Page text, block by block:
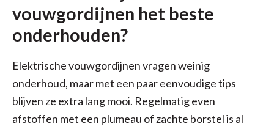
vouwgordijnen het beste
onderhouden?
Elektrische vouwgordijnen vragen weinig
onderhoud, maar met een paar eenvoudige tips
blijven ze extra lang mooi. Regelmatig even
afstoffen met een plumeau of zachte borstel is al